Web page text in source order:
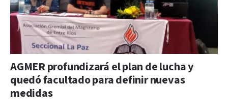
AGMER profundizará el plan de lucha y
quedó facultado para definir nuevas
medidas